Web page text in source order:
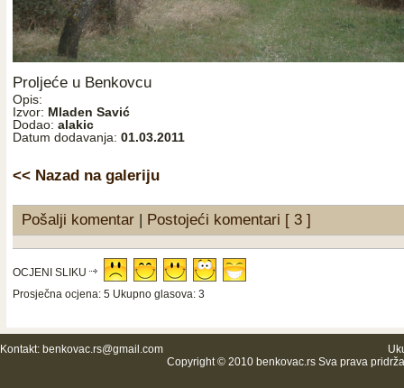
Proljeće u Benkovcu
Opis:
Izvor: Mladen Savić
Dodao: alakic
Datum dodavanja: 01.03.2011
<< Nazad na galeriju
Pošalji komentar | Postojeći komentari [ 3 ]
OCJENI SLIKU
Prosječna ocjena: 5 Ukupno glasova: 3
Kontakt: benkovac.rs@gmail.com
Copyright © 2010 benkovac.rs Sva prava